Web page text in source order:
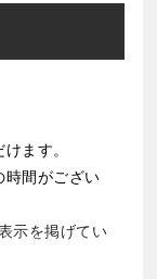
」と銘打ち、
年の宝塚歌
－」、2024
よる、”戦国
されてきまし
軸にアナザ
す。
ます。
間がござい
示を掲げてい